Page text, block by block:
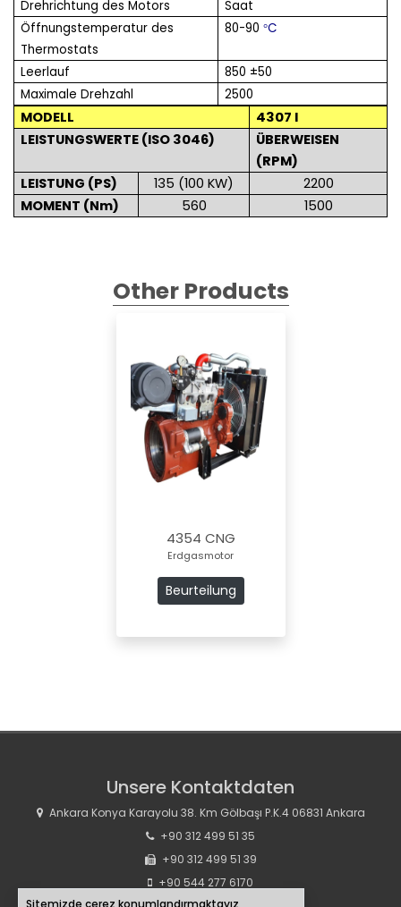
Drehrichtung des Motors
Saat
Öffnungstemperatur des
Thermostats
80-90°C
Leerlauf
850 ±50
Maximale Drehzahl
2500
MODELL
4307 I
LEISTUNGSWERTE (ISO 3046)
ÜBERWEISEN
(RPM)
LEISTUNG (PS)
135 (100 KW)
2200
MOMENT (Nm)
560 1500
Other Products
4354 CNG
Erdgasmotor
Beurteilung
Unsere Kontaktdaten
Ankara Konya Karayolu 38. Km Gölbaşı P.K.4 06831 Ankara
+90 312 499 51 35
+90 312 499 51 39
+90 544 277 6170
Sitemizde çerez konumlandırmaktayız,